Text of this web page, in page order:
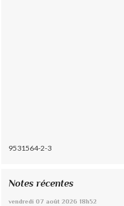
9531564-2-3
Notes récentes
vendredi 07 août 2026 18h52